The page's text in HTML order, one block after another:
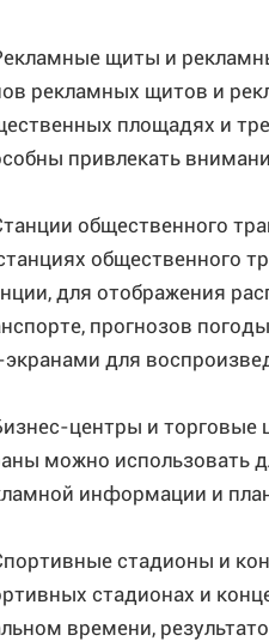
щиты и
рекламных щитов и
площадях и
привлекать
общественного
общественного
для отображения
прогнозов
для
центры и
можно использовать
информации и
стадионы и
стадионах и
времени,